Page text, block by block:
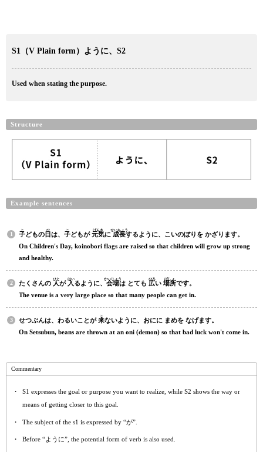
S1（V Plain form）ように、S2
Used when stating the purpose.
Structure
Example sentences
子
こ
どもの日
ひ
は、 子
こ
どもが元気
げんき
に成長
せいちょう
するように、こいのぼりを かざります。
On Children's Day, koinobori flags are raised so that children will grow up strong
and healthy.
たくさんの 人
ひと
が入
はい
るように、会場
かいじょう
は とても 広
ひろ
い 場所
ばしょ
です。
The venue is a very large place so that many people can get in.
せつぶんは、わるいことが来
こ
ないように、おにに まめを なげます。
On Setsubun, beans are thrown at an oni (demon) so that bad luck won't come in.
Commentary
S1 expresses the goal or purpose you want to realize, while S2 shows the way or
means of getting closer to this goal.
The subject of the s1 is expressed by “が”.
Before “ように”, the potential form of verb is also used.